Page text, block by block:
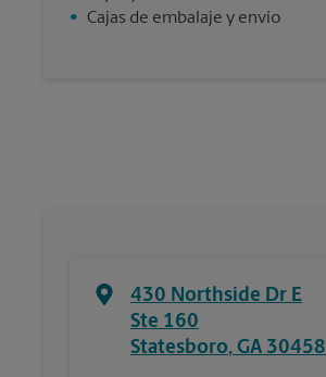
• Cajas de embalaje y envío
430 Northside Dr E
Ste 160
Statesboro, GA 30458